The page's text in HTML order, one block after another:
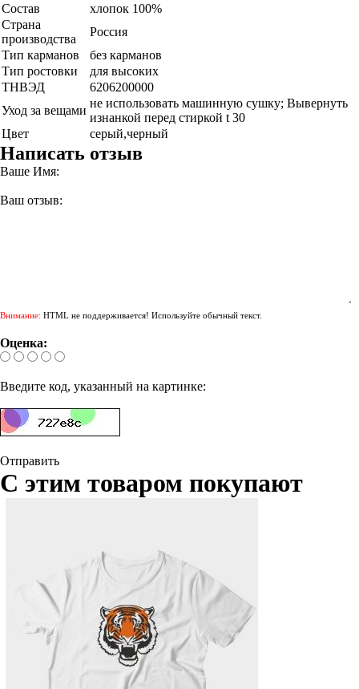
Состав
хлопок 100%
Страна
производства
Россия
Тип карманов
без карманов
Тип ростовки
для высоких
ТНВЭД
6206200000
Уход за вещами
не использовать машинную сушку; Вывернуть
изнанкой перед стиркой t 30
Цвет
серый,черный
Написать отзыв
Ваше Имя:
Ваш отзыв:
Внимание: HTML не поддерживается! Используйте обычный текст.
Оценка:
Введите код, указанный на картинке:
Отправить
С этим товаром покупают